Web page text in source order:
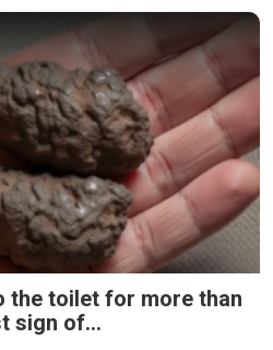
the toilet for more than
sign of...